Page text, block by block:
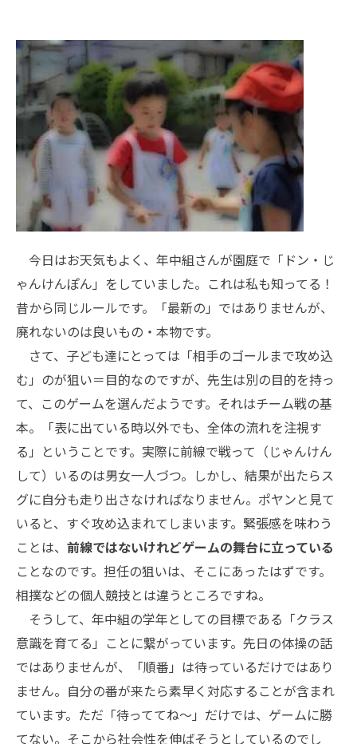
今日はお天気もよく、年中組さんが園庭で「ドン・じ
ゃんけんぽん」をしていました。これは私も知ってる！
昔から同じルールです。「最新の」ではありませんが、
廃れないのは良いもの・本物です。
さて、子ども達にとっては「相手のゴールまで攻め込
む」のが狙い＝目的なのですが、先生は別の目的を持っ
て、このゲームを選んだようです。それはチーム戦の基
本。「表に出ている時以外でも、全体の流れを注視す
る」ということです。実際に前線で戦って（じゃんけん
して）いるのは男女一人づつ。しかし、結果が出たらス
グに自分も走り出さなければなりません。ポヤンと見て
いると、すぐ攻め込まれてしまいます。緊張感を味わう
ことは、 前線ではないけれどゲームの舞台に立っている
ことなのです。担任の狙いは、そこにあったはずです。
相撲などの個人競技とは違うところですね。
そうして、年中組の学年としての目標である「クラス
意識を育てる」ことに繋がっています。先日の体操の話
ではありませんが、「順番」は待っているだけではあり
ません。自分の番が来たら素早く対応することが含まれ
ています。ただ「待っててね〜」だけでは、ゲームに勝
てない。そこから社会性を伸ばそうとしているのでし